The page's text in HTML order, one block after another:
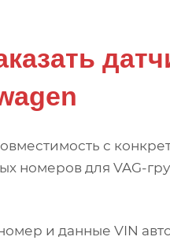
с
номеров для VAG-
и данные VIN